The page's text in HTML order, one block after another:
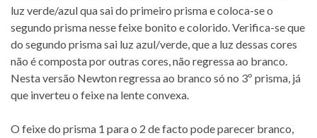
luz verde/azul qua sai do primeiro prisma e coloca-se o
segundo prisma nesse feixe bonito e colorido. Verifica-se que
do segundo prisma sai luz azul/verde, que a luz dessas cores
não é composta por outras cores, não regressa ao branco.
Nesta versão Newton regressa ao branco só no 3º prisma, já
que inverteu o feixe na lente convexa.
O feixe do prisma 1 para o 2 de facto pode parecer branco,